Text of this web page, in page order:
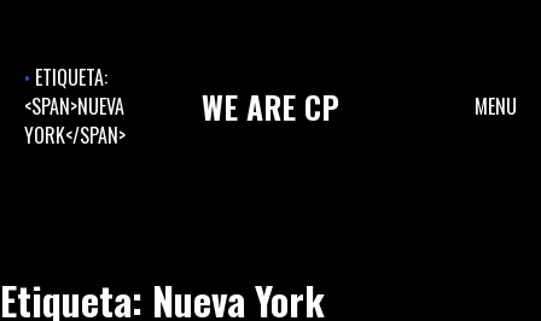
contentETIQUETA:
<SPAN>NUEVA
YORK</SPAN>
WEARE CP MENU
Etiqueta: Nueva York